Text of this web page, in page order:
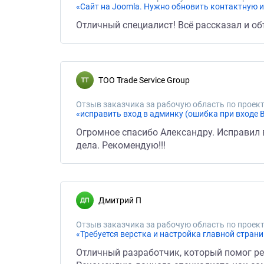
«Сайт на Joomla. Нужно обновить контактную
Отличный специалист! Всё рассказал и
ТОО Trade Service Group
Отзыв заказчика за рабочую область по
«исправить вход в админку (ошибка при входе
Огромное спасибо Александру.
дела. Рекомендую!!!
Дмитрий П
Отзыв заказчика за рабочую область по
«Требуется верстка и настройка главной
Отличный разработчик, который помог